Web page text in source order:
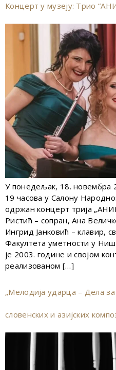
Концерт у музеју: Трио
У понедељак, 18. новембра
19 часова у Салону
одржан концерт трија
Ристић – сопран, Ана
Ингрид Јанковић – клавир,
Факултета уметности у
је 2003. године и својом
реализованом […]
„Мелодија ударца – Дела
словенских и азијских